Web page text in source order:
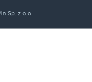
Sp. z o.o.